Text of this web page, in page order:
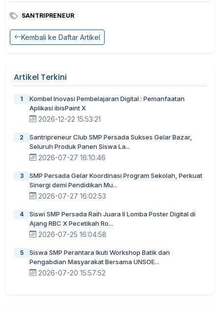
SANTRIPRENEUR
Kembali ke Daftar Artikel
Artikel Terkini
1
Kombel Inovasi Pembelajaran Digital : Pemanfaatan
Aplikasi ibisPaint X
2026-12-22 15:53:21
2
Santripreneur Club SMP Persada Sukses Gelar Bazar,
Seluruh Produk Panen Siswa La...
2026-07-27 16:10:46
3
SMP Persada Gelar Koordinasi Program Sekolah, Perkuat
Sinergi demi Pendidikan Mu...
2026-07-27 16:02:53
4
Siswi SMP Persada Raih Juara II Lomba Poster Digital di
Ajang RBC X Pecetikah Ro...
2026-07-25 16:04:58
5
Siswa SMP Perantara Ikuti Workshop Batik dan
Pengabdian Masyarakat Bersama UNSOE...
2026-07-20 15:57:52